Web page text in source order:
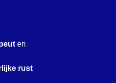
en
rust